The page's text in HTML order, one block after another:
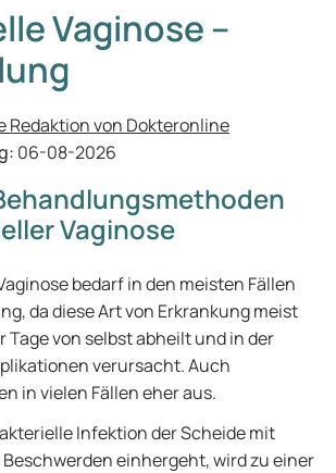
Vaginose –
Redaktion von Dokteronline
06-08-2026
Vaginose
bedarf in den meisten Fällen
da diese Art von Erkrankung meist
Tage von selbst abheilt und in der
verursacht. Auch
in vielen Fällen eher aus.
Infektion der Scheide mit
einhergeht, wird zu einer